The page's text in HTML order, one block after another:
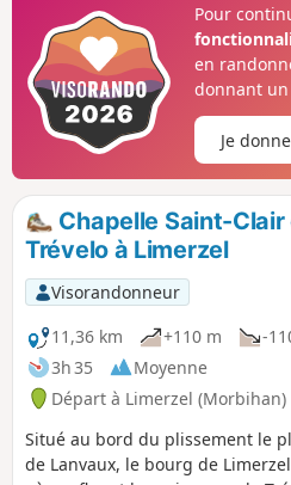
plan d'eau, ainsi que les crêtes
vallée de l'Arz font un bel écrin
balader en découvrant les coins
permet une découverte toute
très nombreux visiteurs qui se
centrale.
Pour
en
donnant
Je
Chapelle Saint-
Trévelo à Limerzel
Visorandonneur
11,36 km
+110 m
-
3h 35
Moyenne
Départ à Limerzel (Morbihan)
Situé au bord du plissement le
de Lanvaux, le bourg de